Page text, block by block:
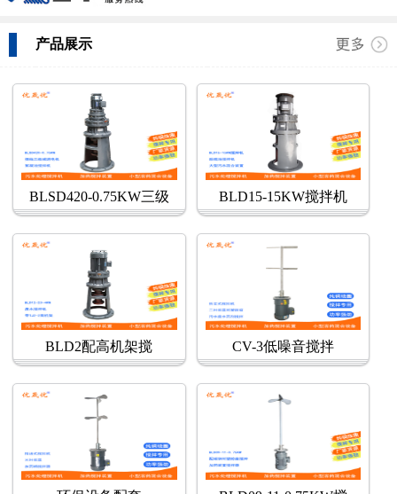
产品展示
BLSD420-0.75KW三级 BLD15-15KW搅拌机
BLD2配高机架搅 CV-3低噪音搅拌